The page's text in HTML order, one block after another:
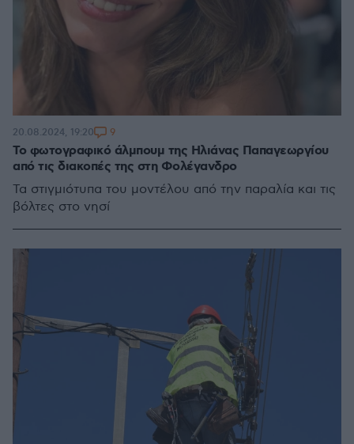
Το φωτογραφικό άλμπουμ της Ηλιάνας Παπαγεωργίου
από τις διακοπές της στη Φολέγανδρο
Τα στιγμιότυπα του μοντέλου από την παραλία και τις
βόλτες στο νησί
20.08.2024, 19:20 9